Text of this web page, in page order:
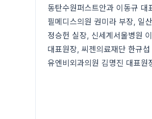
동탄수원퍼스트안과 이동규
필메디스의원 권미라 부장, 일
정승헌 실장, 신세계서울병원
대표원장, 씨젠의료재단 한규
유엔비외과의원 김명진 대표